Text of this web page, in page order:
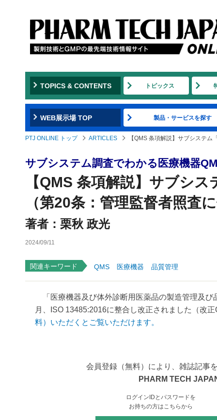
TOPICS & CONTENTS トピックス
WEB展示場 TOP 製品・サービスを探す
PTJ ONLINE トップ ARTICLES 【QMS 条項解説】サブシステ
サブシステム調査でわかる医療機器
【QMS 条項解説】サブシ
（第20条：管理監督者照査
著者：栗秋 政光
2024/09/11
関連キーワード QMS 医療機器 品質管理
「医療機器及び体外診断用医薬品の製造管理及び
月、ISO 13485:2016に整合し改正されました（改
料）いただくとご覧いただけます。
会員登録（無料）により、雑誌記事
PHARM TECH
ログインIDとパスワードを
お持ちの方はこちらから